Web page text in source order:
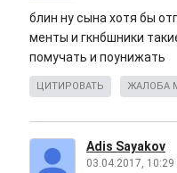
блин ну сына хотя бы
менты и гкнбшники
помучать и поунижать
ЦИТИРОВАТЬ ЖАЛОБА
Adis Sayakov
03.04.2017, 10:29